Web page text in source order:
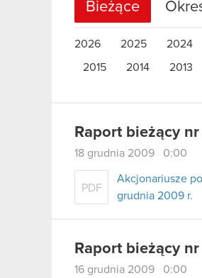
Bieżące
2026 2025 2024
2015 2014 2013
Raport bieżący
18 grudnia 2009 0:00
PDF
Akcjonariusze
grudnia 2009 r.
Raport bieżący
16 grudnia 2009 0:00